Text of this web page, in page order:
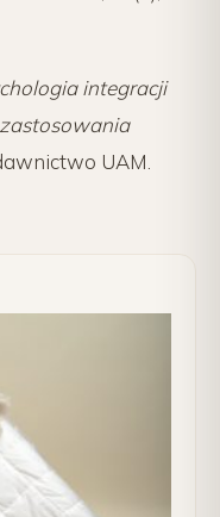
integracji
UAM.